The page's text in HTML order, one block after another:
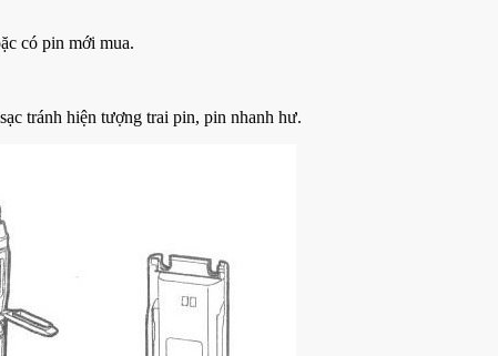
có pin mới mua.
tránh hiện tượng trai pin, pin nhanh hư.